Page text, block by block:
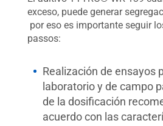
exceso, puede generar
por eso es importante seguir
passos:
Realización de ensayos
laboratorio y de campo
de la dosificación
acuerdo con las